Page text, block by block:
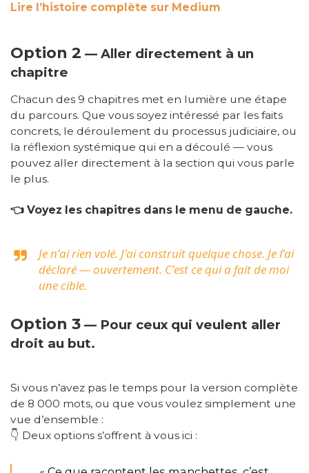
Lire l’histoire complète sur Medium
Option 2 — Aller directement à un
chapitre
Chacun des 9 chapitres met en lumière une étape
du parcours. Que vous soyez intéressé par les faits
concrets, le déroulement du processus judiciaire, ou
la réflexion systémique qui en a découlé — vous
pouvez aller directement à la section qui vous parle
le plus.
👈️ Voyez les chapitres dans le menu de gauche.
Je n’ai rien volé. J’ai construit quelque chose. Je l’ai
déclaré — ouvertement. C’est ce qui a fait de moi
une cible.
Option 3 — Pour ceux qui veulent aller
droit au but.
Si vous n’avez pas le temps pour la version complète
de 8 000 mots, ou que vous voulez simplement une
vue d’ensemble :
👇 Deux options s’offrent à vous ici :